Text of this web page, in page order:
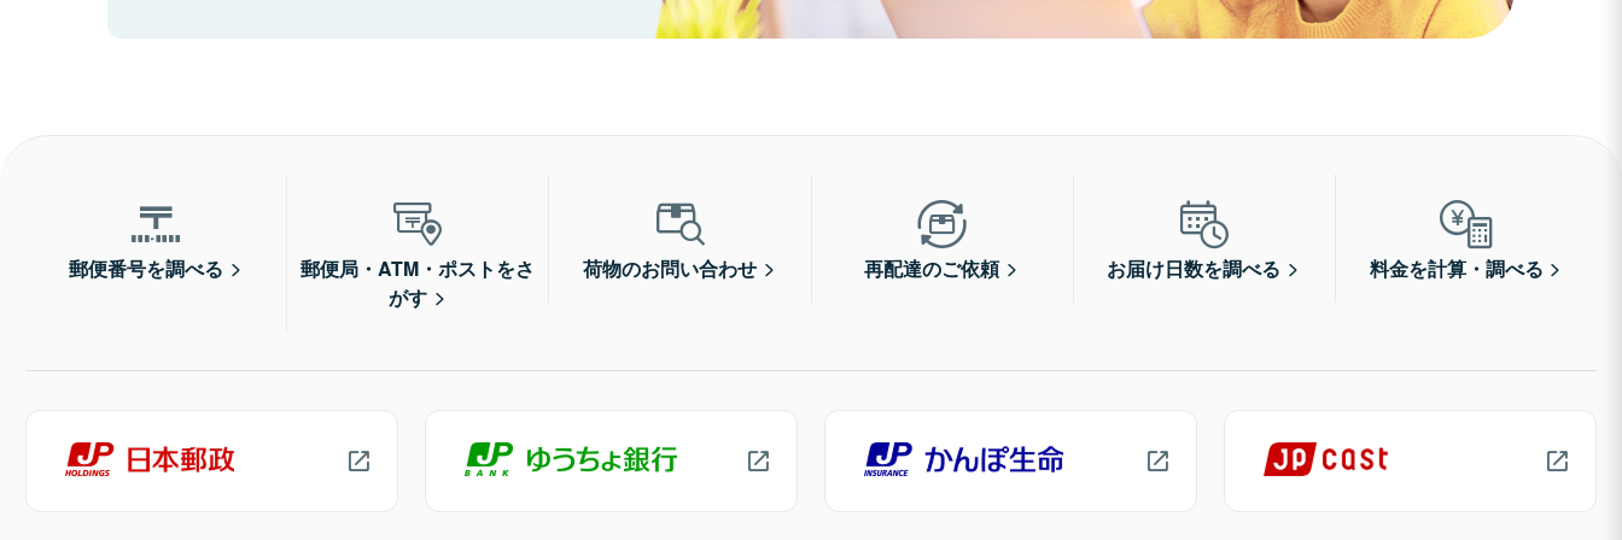
郵便番号を調べる
郵便局・ATM・ポストをさ
がす
荷物のお問い合わせ 再配達のご依頼 お届け日数を調べる 料金を計算・調べる